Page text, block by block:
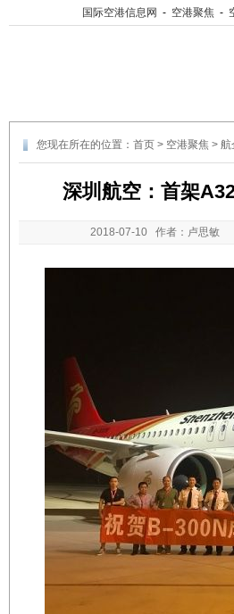
国际空港信息网 - 空港聚焦 -
您现在所在的位置： 首页 > 空港聚焦 > 航
深圳航空：首架
2018-07-10 作者：卢思敏